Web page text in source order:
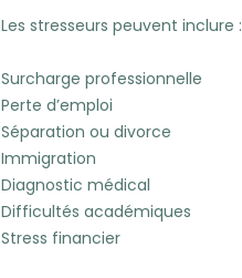
Les stresseurs peuvent inclure :
Surcharge professionnelle
Perte d’emploi
Séparation ou divorce
Immigration
Diagnostic médical
Difficultés académiques
Stress financier